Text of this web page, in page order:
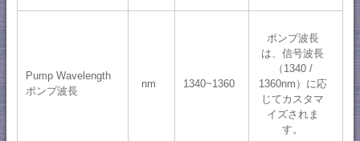
Pump Wavelength
ポンプ波長
nm 1340~1360
ポンプ波長
は、信号波長
（1340 /
1360nm）に応
じてカスタマ
イズされま
す。